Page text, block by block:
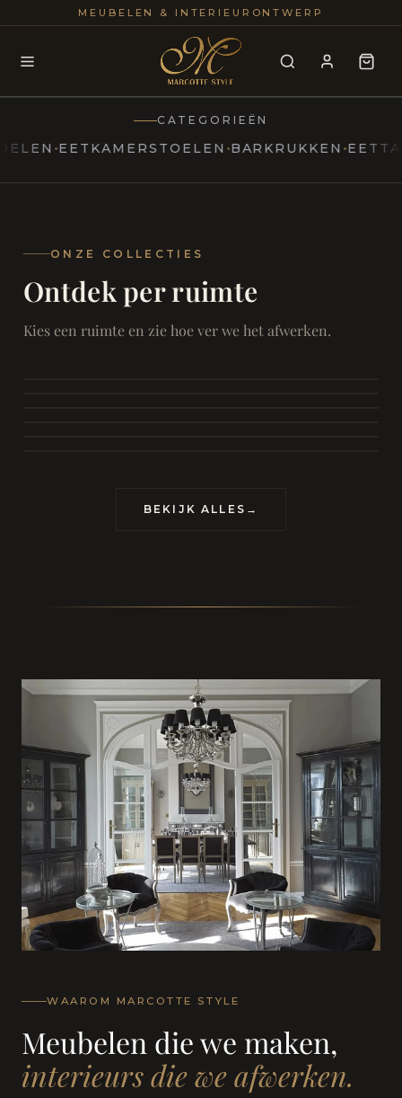
MEUBELEN & INTERIEURONTWERP
Modern
Marcottestyle Living
25+
CATEGORIEËN
EETKAMERSTOELEN BARKRUKKEN EETTAFELS
ONZE COLLECTIES
Ontdek per ruimte
Kies een ruimte en zie hoe ver we het afwerken.
SAMEN ONTSPANNEN
Woonkamer
Eetkamer
RUST EN RETRAITE
BEKIJK ALLES →
WAAROM MARCOTTE STYLE
Meubelen die we maken,
interieurs die we afwerken.